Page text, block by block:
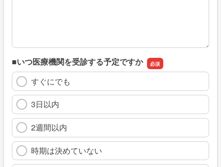
■いつ医療機関を受診する予定ですか
すぐにでも
3日以内
2週間以内
時期は決めていない